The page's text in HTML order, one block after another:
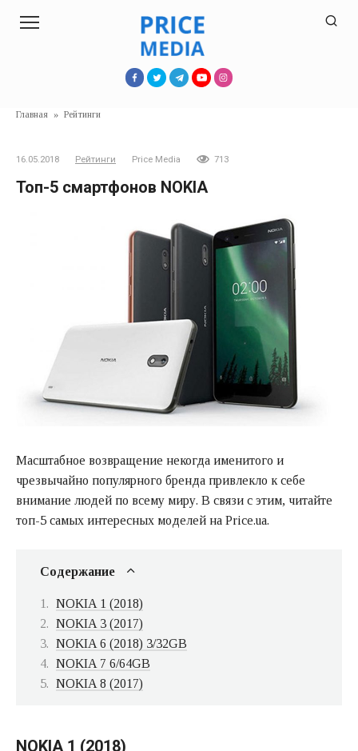
Главная » Рейтинги
16.05.2018 Рейтинги Price Media 713
Топ-5 смартфонов NOKIA
Масштабное возвращение некогда именитого и
чрезвычайно популярного бренда привлекло к себе
внимание людей по всему миру. В связи с этим, читайте
топ-5 самых интересных моделей на Price.ua.
Содержание
NOKIA 1 (2018)
NOKIA 3 (2017)
NOKIA 6 (2018) 3/32GB
NOKIA 7 6/64GB
NOKIA 8 (2017)
NOKIA 1 (2018)